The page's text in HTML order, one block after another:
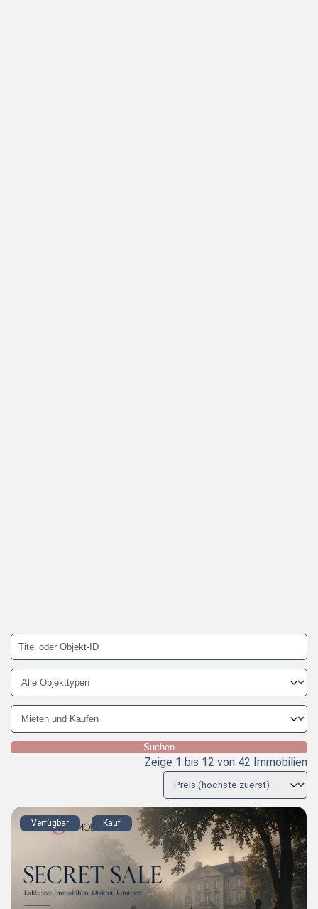
Suchen
Zeige 1 bis 12 von 42 Immobilien
Verfügbar Kauf